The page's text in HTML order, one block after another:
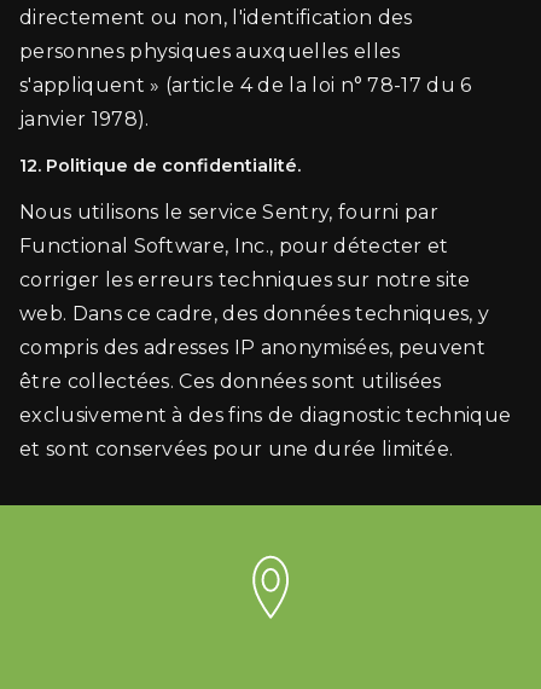
directement ou non, l'identification des
personnes physiques auxquelles elles
s'appliquent » (article 4 de la loi n° 78-17 du 6
janvier 1978).
12. Politique de confidentialité.
Nous utilisons le service Sentry, fourni par
Functional Software, Inc., pour détecter et
corriger les erreurs techniques sur notre site
web. Dans ce cadre, des données techniques, y
compris des adresses IP anonymisées, peuvent
être collectées. Ces données sont utilisées
exclusivement à des fins de diagnostic technique
et sont conservées pour une durée limitée.